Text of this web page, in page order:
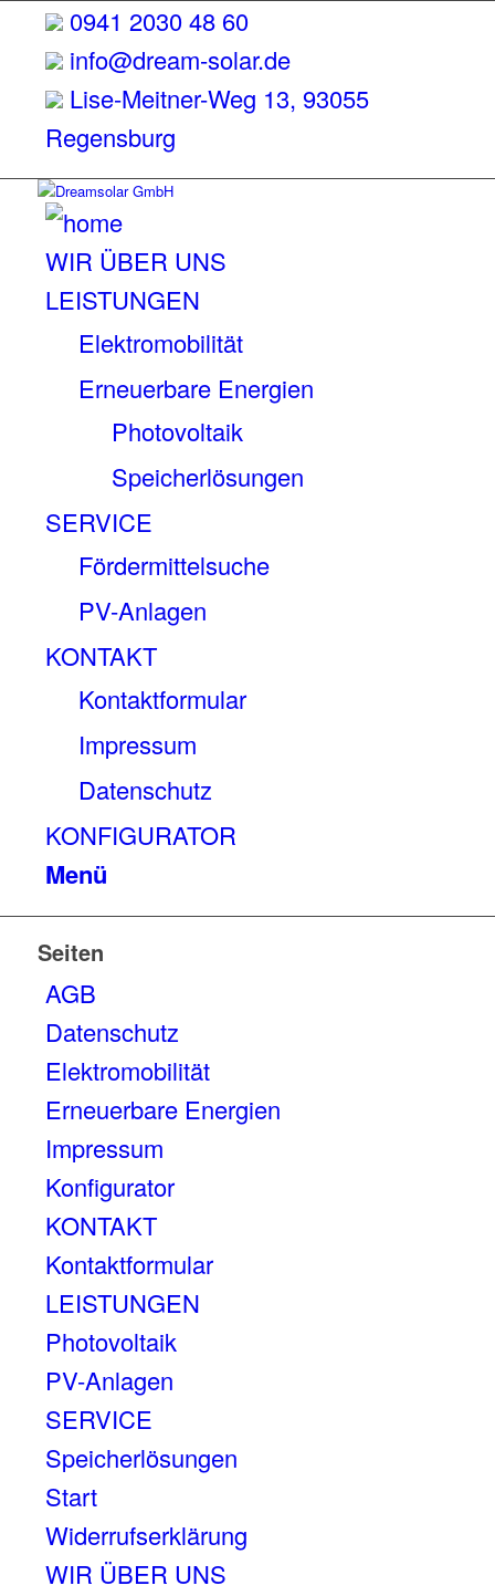
0941 2030 48 60
info@dream-solar.de
Lise-Meitner-Weg 13, 93055
Regensburg
WIR ÜBER UNS
LEISTUNGEN
Elektromobilität
Erneuerbare Energien
Photovoltaik
Speicherlösungen
SERVICE
Fördermittelsuche
PV-Anlagen
KONTAKT
Kontaktformular
Impressum
Datenschutz
KONFIGURATOR
Menü
Seiten
AGB
Datenschutz
Elektromobilität
Erneuerbare Energien
Impressum
Konfigurator
KONTAKT
Kontaktformular
LEISTUNGEN
Photovoltaik
PV-Anlagen
SERVICE
Speicherlösungen
Start
Widerrufserklärung
WIR ÜBER UNS